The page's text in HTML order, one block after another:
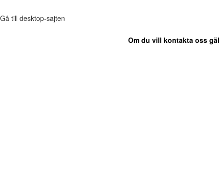
Gå till desktop-sajten
Om du vill kontakta oss